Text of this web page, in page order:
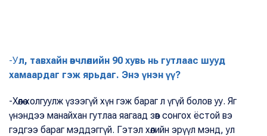
-Ул, тавхайн өвчлөлийн 90 хувь нь гутлаас шууд
хамаардаг гэж ярьдаг. Энэ үнэн үү?
-Хөлөө холгуулж үзээгүй хүн гэж бараг л үгүй болов уу. Яг
үнэндээ манайхан гутлаа яагаад зөв сонгох ёстой вэ
гэдгээ бараг мэддэггүй. Гэтэл хөлийн эрүүл мэнд, ул